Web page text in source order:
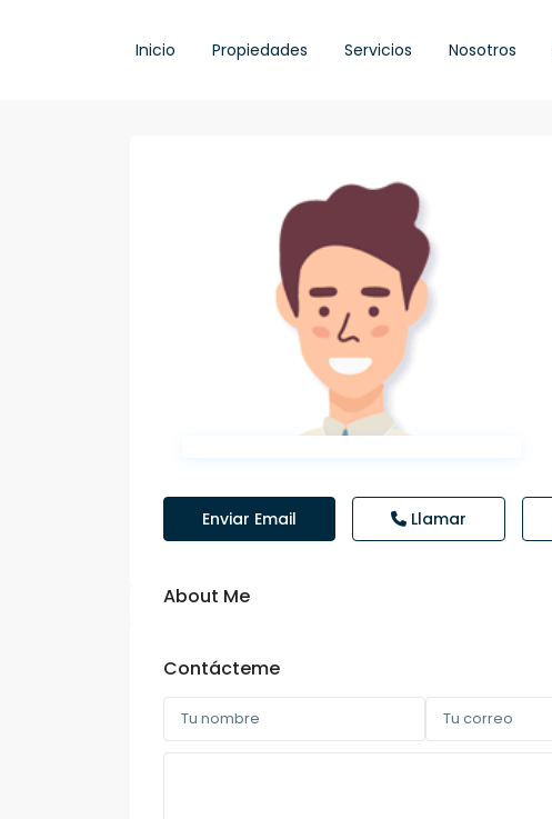
Inicio Propiedades Servicios Nosotros
Enviar Email Llamar
About Me
Contácteme